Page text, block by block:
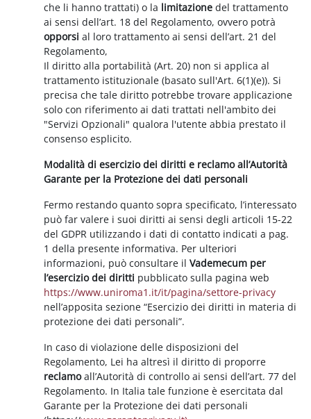
che li hanno trattati) o la limitazione del trattamento
ai sensi dell’art. 18 del Regolamento, ovvero potrà
opporsi al loro trattamento ai sensi dell’art. 21 del
Regolamento,
Il diritto alla portabilità (Art. 20) non si applica al
trattamento istituzionale (basato sull'Art. 6(1)(e)). Si
precisa che tale diritto potrebbe trovare applicazione
solo con riferimento ai dati trattati nell'ambito dei
"Servizi Opzionali" qualora l'utente abbia prestato il
consenso esplicito.
Modalità di esercizio dei diritti e reclamo all’Autorità
Garante per la Protezione dei dati personali
Fermo restando quanto sopra specificato, l’interessato
può far valere i suoi diritti ai sensi degli articoli 15-22
del GDPR utilizzando i dati di contatto indicati a pag.
1 della presente informativa. Per ulteriori
informazioni, può consultare ilVademecum per
l’esercizio dei diritti pubblicato sulla pagina web
https://www.uniroma1.it/it/pagina/settore-privacy
nell’apposita sezione “Esercizio dei diritti in materia di
protezione dei dati personali”.
In caso di violazione delle disposizioni del
Regolamento, Lei ha altresì il diritto di proporre
reclamoall’Autorità di controllo ai sensi dell’art. 77 del
Regolamento. In Italia tale funzione è esercitata dal
Garante per la Protezione dei dati personali